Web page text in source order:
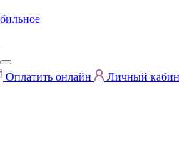
Оплатить онлайн
Личный